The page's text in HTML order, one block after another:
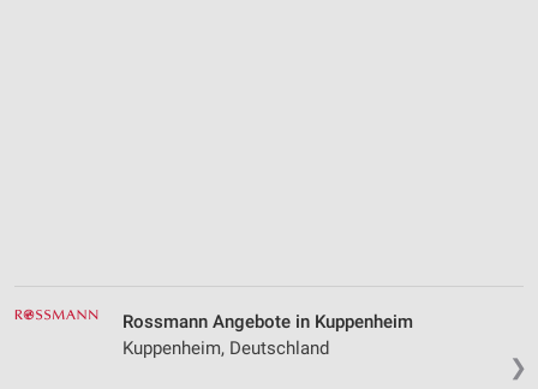
❯
Rossmann Angebote in Kuppenheim
Kuppenheim, Deutschland